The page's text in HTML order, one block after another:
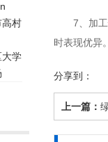
高村
大学
7、加工性
时表现优异
分享到：
上一篇：